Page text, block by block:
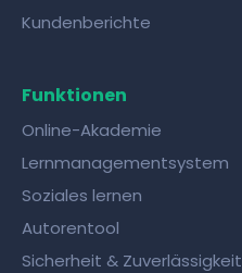
Kundenberichte
Funktionen
Online-Akademie
Lernmanagementsystem
Soziales lernen
Autorentool
Sicherheit & Zuverlässigkeit